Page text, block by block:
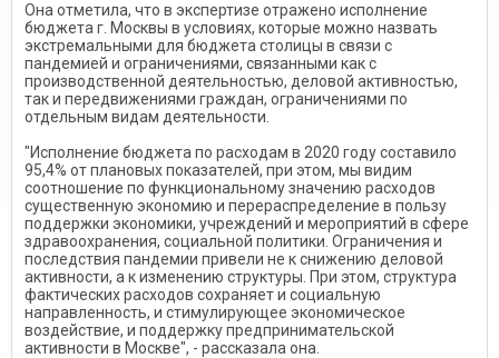
Она отметила, что в экспертизе отражено исполнение
бюджета г. Москвы в условиях, которые можно назвать
экстремальными для бюджета столицы в связи с
пандемией и ограничениями, связанными как с
производственной деятельностью, деловой активностью,
так и передвижениями граждан, ограничениями по
отдельным видам деятельности.
"Исполнение бюджета по расходам в 2020 году составило
95,4% от плановых показателей, при этом, мы видим
соотношение по функциональному значению расходов
существенную экономию и перераспределение в пользу
поддержки экономики, учреждений и мероприятий в сфере
здравоохранения, социальной политики. Ограничения и
последствия пандемии привели не к снижению деловой
активности, а к изменению структуры. При этом, структура
фактических расходов сохраняет и социальную
направленность, и стимулирующее экономическое
воздействие, и поддержку предпринимательской
активности в Москве", - рассказала она.